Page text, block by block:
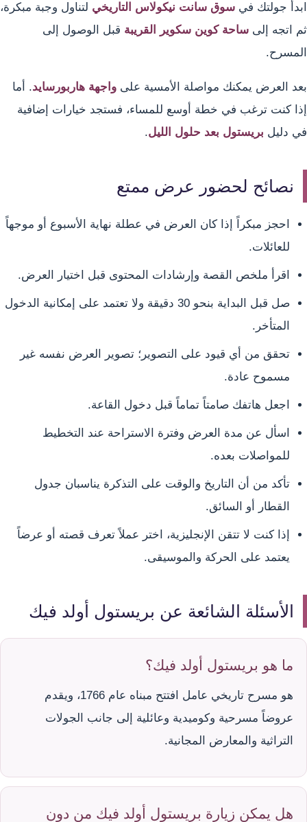
ابدأ جولتك في سوق سانت نيكولاس التاريخي لتناول وجبة مبكرة،
ثم اتجه إلى ساحة كوين سكوير القريبة قبل الوصول إلى
المسرح.
بعد العرض يمكنك مواصلة الأمسية على واجهة هاربورسايد. أما
إذا كنت ترغب في خطة أوسع للمساء، فستجد خيارات إضافية
في دليل بريستول بعد حلول الليل.
نصائح لحضور عرض ممتع
احجز مبكراً إذا كان العرض في عطلة نهاية الأسبوع أو موجهاً
للعائلات.
اقرأ ملخص القصة وإرشادات المحتوى قبل اختيار العرض.
صل قبل البداية بنحو 30 دقيقة ولا تعتمد على إمكانية الدخول
المتأخر.
تحقق من أي قيود على التصوير؛ تصوير العرض نفسه غير
مسموح عادة.
اجعل هاتفك صامتاً تماماً قبل دخول القاعة.
اسأل عن مدة العرض وفترة الاستراحة عند التخطيط
للمواصلات بعده.
تأكد من أن التاريخ والوقت على التذكرة يناسبان جدول
القطار أو السائق.
إذا كنت لا تتقن الإنجليزية، اختر عملاً تعرف قصته أو عرضاً
يعتمد على الحركة والموسيقى.
الأسئلة الشائعة عن بريستول أولد فيك
ما هو بريستول أولد فيك؟
هو مسرح تاريخي عامل افتتح مبناه عام 1766، ويقدم
عروضاً مسرحية وكوميدية وعائلية إلى جانب الجولات
التراثية والمعارض المجانية.
هل يمكن زيارة بريستول أولد فيك من دون